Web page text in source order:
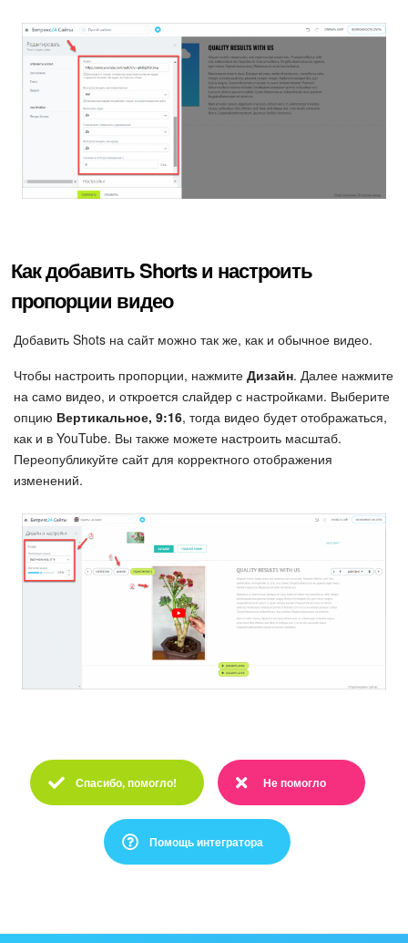
Интеграция 1С и Битрикс24
Сотрудники
Бизнес-процессы
Маркетплейс
Контакт-центр
Виджет сотрудника
Телефония
Филиальная сеть
Приложение Битрикс24
Общие вопросы
Битрикс24 в коробке
Изменения в статьях (архив)
ПОЛУЧИТЬ БЕСПЛАТНО
ВХОД
Как добавить Shorts и настроить
пропорции видео
Добавить Shots на сайт можно так же, как и обычное видео.
Чтобы настроить пропорции, нажмите Дизайн. Далее нажмите
на само видео, и откроется слайдер с настройками. Выберите
опцию Вертикальное, 9:16, тогда видео будет отображаться,
как и в YouTube. Вы также можете настроить масштаб.
Переопубликуйте сайт для корректного отображения
изменений.
Спасибо, помогло!
Спасибо :)
Не помогло
Очень жаль :(
Помощь интегратора